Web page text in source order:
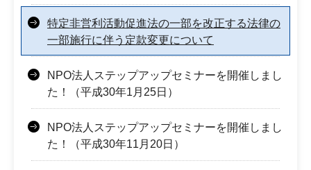
特定非営利活動促進法の一部を改正する法律の
一部施行に伴う定款変更について
NPO法人ステップアップセミナーを開催しまし
た！（平成30年1月25日）
NPO法人ステップアップセミナーを開催しまし
た！（平成30年11月20日）